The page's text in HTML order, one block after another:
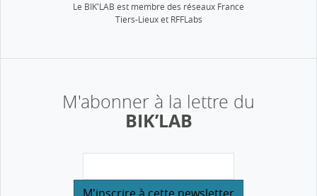
Le BIK'LAB est membre des réseaux France
Tiers-Lieux et RFFLabs
M'abonner à la lettre du
BIK’LAB